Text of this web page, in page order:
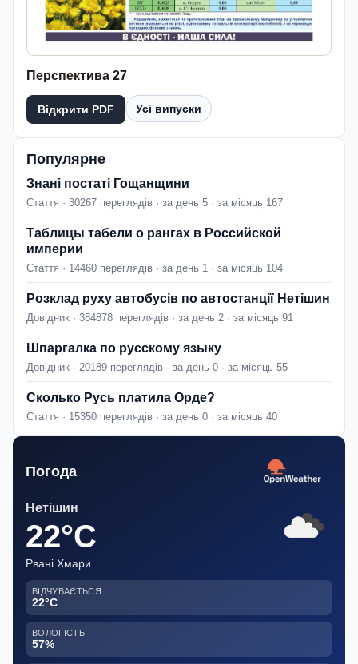
Перспектива 27
Відкрити PDF Усі випуски
Популярне
Знані постаті Гощанщини
Стаття · 30267 переглядів · за день 5 · за місяць 167
Таблицы табели о рангах в Российской
империи
Стаття · 14460 переглядів · за день 1 · за місяць 104
Розклад руху автобусів по автостанції Нетішин
Довідник · 384878 переглядів · за день 2 · за місяць 91
Шпаргалка по русскому языку
Довідник · 20189 переглядів · за день 0 · за місяць 55
Сколько Русь платила Орде?
Стаття · 15350 переглядів · за день 0 · за місяць 40
Погода
Нетішин
22°C
Рвані Хмари
ВІДЧУВАЄТЬСЯ
22°C
ВОЛОГІСТЬ
57%